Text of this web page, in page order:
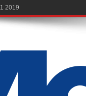
2019